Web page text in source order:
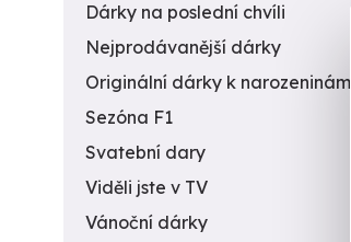
Dárky na poslední chvíli
Nejprodávanější dárky
Originální dárky k narozeninám
Sezóna F1
Svatební dary
Viděli jste v TV
Vánoční dárky